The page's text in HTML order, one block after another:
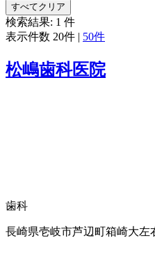
すべてクリア
検索結果: 1 件
表示件数 20件 | 50件
松嶋歯科医院
歯科
長崎県壱岐市芦辺町箱崎大左